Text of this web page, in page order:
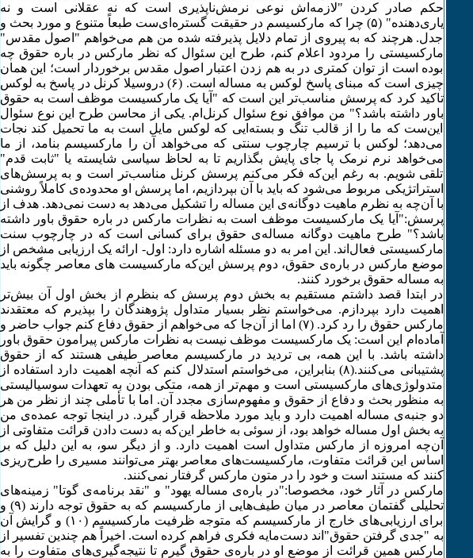
حکم صادر کردن "لازمه‌اش نوعی نرمش‌ناپذیری است که نه عقلانی است و نه
یاری‌دهنده" (۵) چرا که مارکسیسم در حقیقت گستره‌ای‌ست طبعاً متنوع و مورد بحث و
جدل. هرچند که به پیروی از تمام دلایل پذیرفته شده من هم می‌خواهم "اصول مقدس"
مارکسیستی را مردود اعلام کنم، طرح این سئوال که نظر مارکس در باره حقوق چه
بوده است از توان کمتری در به هم زدن اعتبار اصول مقدس برخوردار است؛ این همان
چیزی است که مبنای پاسخ لوکس به مساله است. (۶) دروسیلا کرنل در پاسخ به لوکس
تاکید کرد که پرسش مناسب‌تر این است که "آیا یک مارکسیست موظف است به حقوق
باور داشته باشد؟" من موافق نوع سئوال کرنل‌ام. یکی از محاسن طرح این نوع سئوال
این‌ست که ما را از قالب تنگ و بسته‌ایی که لوکس مایل است به ما تحمیل کند نجات
می‌دهد؛ لوکس با ترسیم چارچوب سنتی که می‌خواهد آن را مارکسیسم بنامد، از ما
می‌خواهد نرم نرمک پا جای پایش بگذاریم تا به لحاظ سیاسی شایسته یا "ثابت قدم"
تلقی شویم. به رغم این‌که فکر می‌کنم پرسش کرنل مناسب‌تر است و به پرسش‌های
استراتژیکی مربوط می‌شود که باید با آن بپردازیم، اما پرسش او محدوده‌ی کاملاً روشنی
با آن‌چه به نظرم ماهیت دوگانه‌ی این مساله را تشکیل می‌دهد به دست نمی‌دهد. هدف از
پرسش:"آیا یک مارکسیست موظف است به نظرات مارکس در باره حقوق باور داشته
باشد؟" طرح ماهیت دوگانه مساله‌ی حقوق برای کسانی است که در چارچوب سنت
مارکسیستی فعال‌اند. این امر به دو مسئله اشاره دارد: اول- ارائه یک ارزیابی مشخص از
موضع مارکس در باره‌ی حقوق، دوم پرسش این‌که مارکسیست های معاصر چگونه باید
به مساله حقوق برخورد کنند.
در ابتدا قصد داشتم مستقیم به بخش دوم پرسش که بنظرم از بخش اول آن بیش‌تر
اهمیت دارد بپردازم. می‌خواستم نظر بسیار متداول پژوهندگان را بپذیرم که معتقدند
مارکس حقوق را رد کرد. (۷) اما از آن‌جا که می‌خواهم از حقوق دفاع کنم جواب حاضر و
آماده‌ام این است: یک مارکسیست موظف نیست به نظرات مارکس پیرامون حقوق باور
داشته باشد. با این همه، بی تردید در مارکسیسم معاصر طیفی هستند که از حقوق
پشتیبانی می‌کنند.(٨) بنابراین، می‌خواستم استدلال کنم که آنچه اهمیت دارد استفاده از
متدولوژی‌های مارکسیستی است و مهم‌تر از همه، متکی بودن به تعهدات سوسیالیستی
به منظور بحث و دفاع از حقوق و مفهوم‌سازی مجدد آن. اما با تأملی چند از نظر من هر
دو جنبه‌ی مساله اهمیت دارد و باید مورد ملاحظه قرار گیرد. در اینجا توجه عمده‌ی من
به بخش اول مساله خواهد بود، از سوئی به خاطر این‌که به دست دادن قرائت متفاوتی از
آن‌چه امروزه از مارکس متداول است اهمیت دارد. و از دیگر سو، به این دلیل که بر
اساس این قرائت متفاوت، مارکسیست‌های معاصر بهتر می‌توانند مسیری را طرح‌ریزی
کنند که مستند است و خود را در متون مارکس گرفتار نمی‌کنند.
مارکس در آثار خود، مخصوصا:"در باره‌ی مساله یهود" و "نقد برنامه‌ی گوتا" زمینه‌های
تحلیلی گفتمان معاصر در میان طیف‌هایی از مارکسیسم که به حقوق توجه دارند (۹) و
برای ارزیابی‌های خارج از مارکسیسم که متوجه ظرفیت مارکسیسم (۱۰) و گرایش آن
به "جدی گرفتن حقوق"اند دست‌مایه فکری فراهم کرده است. اخیراً هم چندین تفسیر از
مارکس همین قرائت از موضع او در باره‌ی حقوق گیرم تا نتیجه‌گیری‌های متفاوت را به